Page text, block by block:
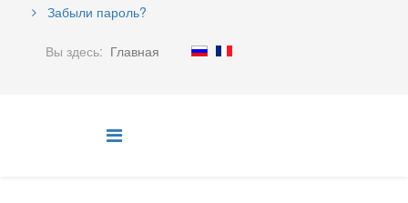
Забыли пароль?
Вы здесь: Главная